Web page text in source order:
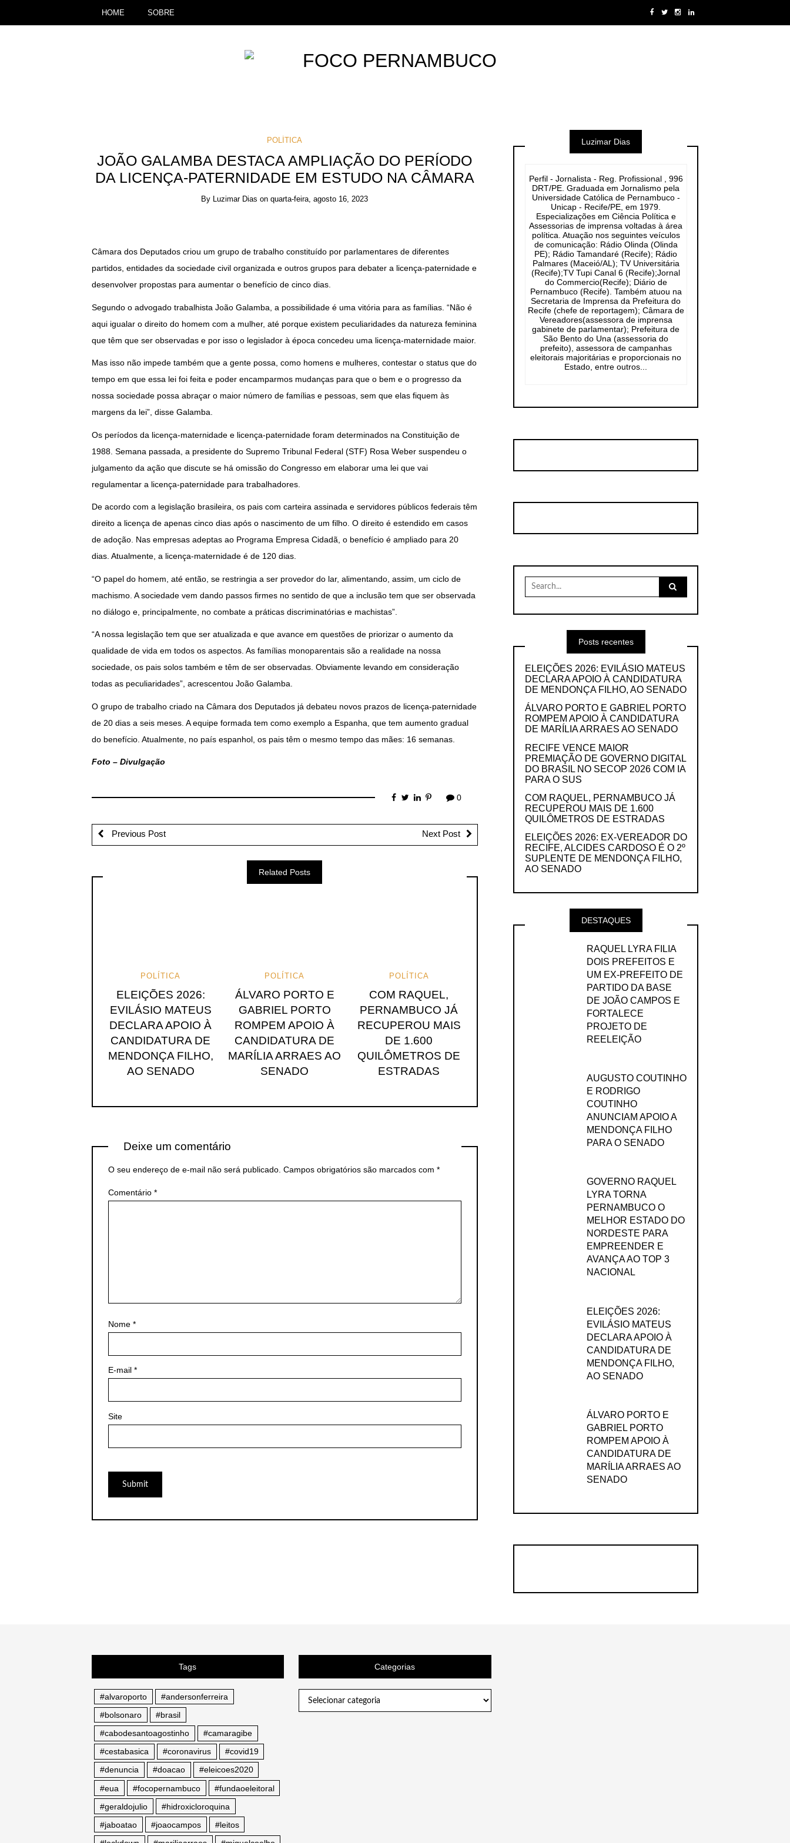
HOME SOBRE
POLÍTICA
JOÃO GALAMBA DESTACA AMPLIAÇÃO DO PERÍODO
DA LICENÇA-PATERNIDADE EM ESTUDO NA CÂMARA
By Luzimar Dias onquarta-feira, agosto 16, 2023
Câmara dos Deputados criou um grupo de trabalho constituído por parlamentares de diferentes
partidos, entidades da sociedade civil organizada e outros grupos para debater a licença-paternidade e
desenvolver propostas para aumentar o benefício de cinco dias.
Segundo o advogado trabalhista João Galamba, a possibilidade é uma vitória para as famílias. “Não é
aqui igualar o direito do homem com a mulher, até porque existem peculiaridades da natureza feminina
que têm que ser observadas e por isso o legislador à época concedeu uma licença-maternidade maior.
Mas isso não impede também que a gente possa, como homens e mulheres, contestar o status que do
tempo em que essa lei foi feita e poder encamparmos mudanças para que o bem e o progresso da
nossa sociedade possa abraçar o maior número de famílias e pessoas, sem que elas fiquem às
margens da lei”, disse Galamba.
Os períodos da licença-maternidade e licença-paternidade foram determinados na Constituição de
1988. Semana passada, a presidente do Supremo Tribunal Federal (STF) Rosa Weber suspendeu o
julgamento da ação que discute se há omissão do Congresso em elaborar uma lei que vai
regulamentar a licença-paternidade para trabalhadores.
De acordo com a legislação brasileira, os pais com carteira assinada e servidores públicos federais têm
direito a licença de apenas cinco dias após o nascimento de um filho. O direito é estendido em casos
de adoção. Nas empresas adeptas ao Programa Empresa Cidadã, o benefício é ampliado para 20
dias. Atualmente, a licença-maternidade é de 120 dias.
“O papel do homem, até então, se restringia a ser provedor do lar, alimentando, assim, um ciclo de
machismo. A sociedade vem dando passos firmes no sentido de que a inclusão tem que ser observada
no diálogo e, principalmente, no combate a práticas discriminatórias e machistas”.
“A nossa legislação tem que ser atualizada e que avance em questões de priorizar o aumento da
qualidade de vida em todos os aspectos. As famílias monoparentais são a realidade na nossa
sociedade, os pais solos também e têm de ser observadas. Obviamente levando em consideração
todas as peculiaridades”, acrescentou João Galamba.
O grupo de trabalho criado na Câmara dos Deputados já debateu novos prazos de licença-paternidade
de 20 dias a seis meses. A equipe formada tem como exemplo a Espanha, que tem aumento gradual
do benefício. Atualmente, no país espanhol, os pais têm o mesmo tempo das mães: 16 semanas.
Foto – Divulgação
0
Previous Post Next Post
Related Posts
POLÍTICA
ELEIÇÕES 2026:
EVILÁSIO MATEUS
DECLARA APOIO À
CANDIDATURA DE
MENDONÇA FILHO,
AO SENADO
POLÍTICA
ÁLVARO PORTO E
GABRIEL PORTO
ROMPEM APOIO À
CANDIDATURA DE
MARÍLIA ARRAES AO
SENADO
POLÍTICA
COM RAQUEL,
PERNAMBUCO JÁ
RECUPEROU MAIS
DE 1.600
QUILÔMETROS DE
ESTRADAS
Deixe um comentário
O seu endereço de e-mail não será publicado. Campos obrigatórios são marcados com *
Comentário *
Nome *
E-mail *
Site
Luzimar Dias
Perfil - Jornalista - Reg. Profissional , 996
DRT/PE. Graduada em Jornalismo pela
Universidade Católica de Pernambuco -
Unicap - Recife/PE, em 1979.
Especializações em Ciência Política e
Assessorias de imprensa voltadas à área
política. Atuação nos seguintes veículos
de comunicação: Rádio Olinda (Olinda
PE); Rádio Tamandaré (Recife); Rádio
Palmares (Maceió/AL); TV Universitária
(Recife);TV Tupi Canal 6 (Recife);Jornal
do Commercio(Recife); Diário de
Pernambuco (Recife). Também atuou na
Secretaria de Imprensa da Prefeitura do
Recife (chefe de reportagem); Câmara de
Vereadores(assessora de imprensa
gabinete de parlamentar); Prefeitura de
São Bento do Una (assessoria do
prefeito), assessora de campanhas
eleitorais majoritárias e proporcionais no
Estado, entre outros...
Search
for:
Posts recentes
ELEIÇÕES 2026: EVILÁSIO MATEUS
DECLARA APOIO À CANDIDATURA
DE MENDONÇA FILHO, AO SENADO
ÁLVARO PORTO E GABRIEL PORTO
ROMPEM APOIO À CANDIDATURA
DE MARÍLIA ARRAES AO SENADO
RECIFE VENCE MAIOR
PREMIAÇÃO DE GOVERNO DIGITAL
DO BRASIL NO SECOP 2026 COM IA
PARA O SUS
COM RAQUEL, PERNAMBUCO JÁ
RECUPEROU MAIS DE 1.600
QUILÔMETROS DE ESTRADAS
ELEIÇÕES 2026: EX-VEREADOR DO
RECIFE, ALCIDES CARDOSO É O 2º
SUPLENTE DE MENDONÇA FILHO,
AO SENADO
DESTAQUES
RAQUEL LYRA FILIA
DOIS PREFEITOS E
UM EX-PREFEITO DE
PARTIDO DA BASE
DE JOÃO CAMPOS E
FORTALECE
PROJETO DE
REELEIÇÃO
AUGUSTO COUTINHO
E RODRIGO
COUTINHO
ANUNCIAM APOIO A
MENDONÇA FILHO
PARA O SENADO
GOVERNO RAQUEL
LYRA TORNA
PERNAMBUCO O
MELHOR ESTADO DO
NORDESTE PARA
EMPREENDER E
AVANÇA AO TOP 3
NACIONAL
ELEIÇÕES 2026:
EVILÁSIO MATEUS
DECLARA APOIO À
CANDIDATURA DE
MENDONÇA FILHO,
AO SENADO
ÁLVARO PORTO E
GABRIEL PORTO
ROMPEM APOIO À
CANDIDATURA DE
MARÍLIA ARRAES AO
SENADO
Tags
#alvaroporto
#andersonferreira
#bolsonaro
#brasil
#cabodesantoagostinho
#camaragibe
#cestabasica
#coronavirus
#covid19
#denuncia
#doacao
#eleicoes2020
#eua
#focopernambuco
#fundaoeleitoral
#geraldojulio
#hidroxicloroquina
#jaboatao
#joaocampos
#leitos
Categorias
Categorias